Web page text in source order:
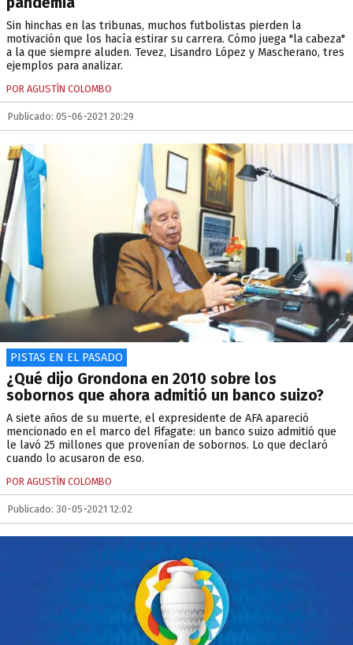
Sin hinchas en las tribunas, muchos futbolistas pierden la
motivación que los hacía estirar su carrera. Cómo juega "la cabeza"
a la que siempre aluden. Tevez, Lisandro López y Mascherano, tres
ejemplos para analizar.
POR AGUSTÍN COLOMBO
Publicado: 05-06-2021 20:29
PISTAS EN EL PASADO
¿Qué dijo Grondona en 2010 sobre los
sobornos que ahora admitió un banco suizo?
A siete años de su muerte, el expresidente de AFA apareció
mencionado en el marco del Fifagate: un banco suizo admitió que
le lavó 25 millones que provenían de sobornos. Lo que declaró
cuando lo acusaron de eso.
POR AGUSTÍN COLOMBO
Publicado: 30-05-2021 12:02